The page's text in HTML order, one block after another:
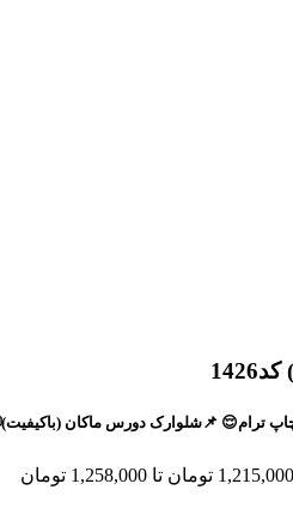
ماکان (باکیفیت)🫡 📌اسپورت مناسب ۲سال تا۱۰تا۱۲ سال😍